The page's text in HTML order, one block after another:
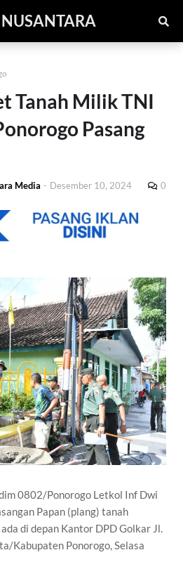
Tanah Milik TNI
Pasang
Media - Desember 10, 2024 0
0802/Ponorogo Letkol Inf Dwi
Papan (plang) tanah
di depan Kantor DPD Golkar Jl.
Kabupaten Ponorogo, Selasa